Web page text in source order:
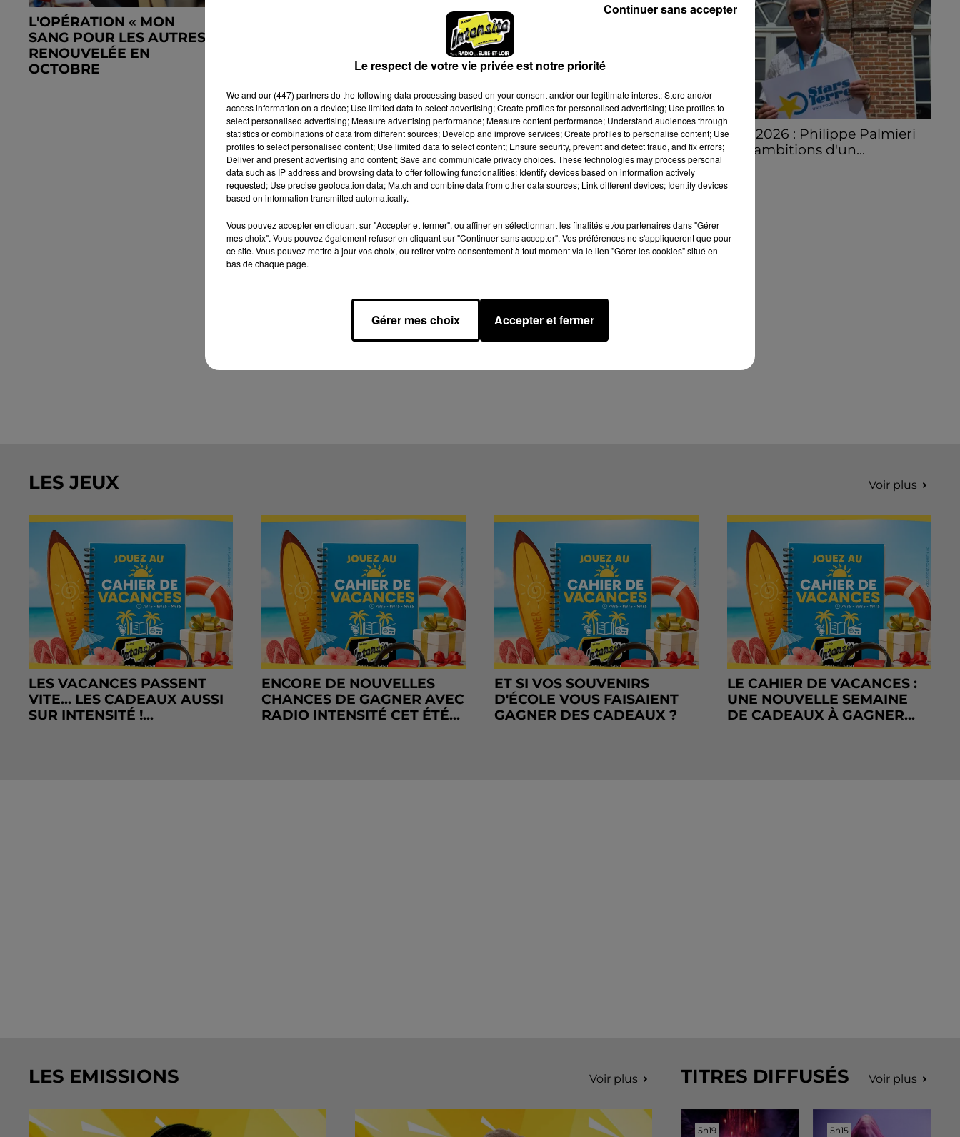
L'OPÉRATION « MON
SANG POUR LES AUTRES »
RENOUVELÉE EN
OCTOBRE
DERNIÈRES COLLECTES
D'AOÛT POUR LE DON DE
SANG
Stars'Terre 2026 : Philippe Palmieri
dévoile les ambitions d'un...
À quelques semaines de la première
édition de Stars'Terre, organisée du 18 au 20
LES JEUX Voir plus
LES VACANCES PASSENT
VITE... LES CADEAUX AUSSI
SUR INTENSITÉ !...
ENCORE DE NOUVELLES
CHANCES DE GAGNER AVEC
RADIO INTENSITÉ CET ÉTÉ...
ET SI VOS SOUVENIRS
D'ÉCOLE VOUS FAISAIENT
GAGNER DES CADEAUX ?
LE CAHIER DE VACANCES :
UNE NOUVELLE SEMAINE
DE CADEAUX À GAGNER...
LES EMISSIONS Voir plus TITRES DIFFUSÉS Voir plus
5h19
5h19 5h15
5h15
Le respect de votre vie privée est notre priorité
We and our (447) partnersdo the following data processing based on your consent and/or our legitimate interest: Store and/or
access information on a device; Use limited data to select advertising; Create profiles for personalised advertising; Use profiles to
select personalised advertising; Measure advertising performance; Measure content performance; Understand audiences through
statistics or combinations of data from different sources; Develop and improve services; Create profiles to personalise content; Use
profiles to select personalised content; Use limited data to select content; Ensure security, prevent and detect fraud, and fix errors;
Deliver and present advertising and content; Save and communicate privacy choices. These technologies may process personal
data such as IP address and browsing data to offer following functionalities: Identify devices based on information actively
requested; Use precise geolocation data; Match and combine data from other data sources; Link different devices; Identify devices
based on information transmitted automatically.
Vous pouvez accepter en cliquant sur "Accepter et fermer", ou affiner en sélectionnant les finalités et/ou partenaires dans "Gérer
mes choix". Vous pouvez également refuser en cliquant sur "Continuer sans accepter". Vos préférences ne s'appliqueront que pour
ce site. Vous pouvez mettre à jour vos choix, ou retirer votre consentement à tout moment via le lien "Gérer les cookies" situé en
bas de chaque page.
Gérer mes choix Accepter et fermer
Continuer sans accepter